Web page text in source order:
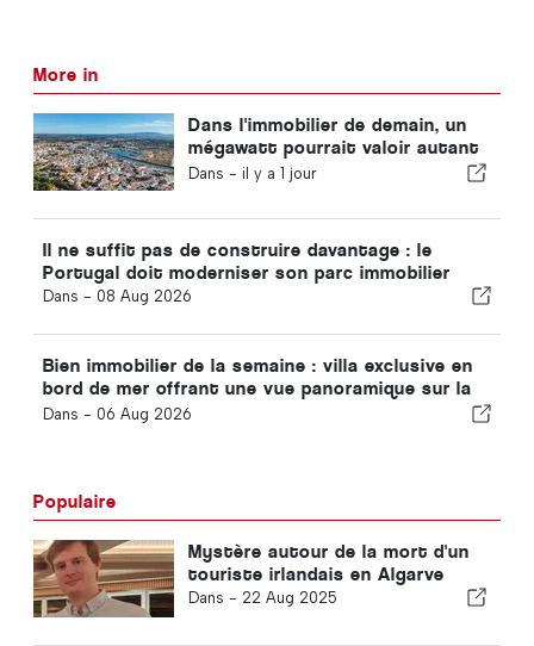
More in
Dans l'immobilier de demain, un
mégawatt pourrait valoir autant
qu'un mètre carré
Dans - il y a 1 jour
Il ne suffit pas de construire davantage : le
Portugal doit moderniser son parc immobilier
Dans - 08 Aug 2026
Bien immobilier de la semaine : villa exclusive en
bord de mer offrant une vue panoramique sur la
mer et sur les montagnes de l'Arrábida
Dans - 06 Aug 2026
Populaire
Mystère autour de la mort d'un
touriste irlandais en Algarve
Dans - 22 Aug 2025